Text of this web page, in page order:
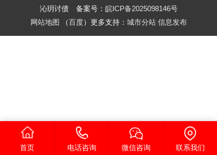
沁玥讨债 备案号： 皖ICP备2025098146号
网站地图 （百度）更多支持： 城市分站 信息发布
首页 电话咨询 微信咨询 联系我们